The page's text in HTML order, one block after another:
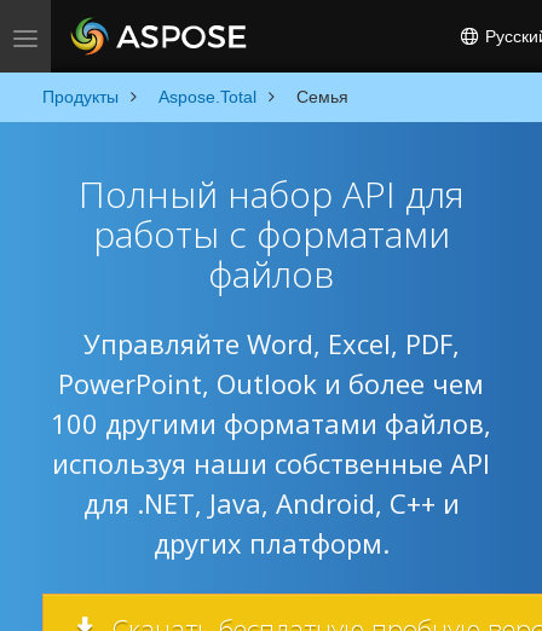
Toggle navigation
Продукты Aspose.Total Семья
Полный набор API для
работы с форматами
файлов
Управляйте Word, Excel, PDF,
PowerPoint, Outlook и более чем
100 другими форматами файлов,
используя наши собственные API
для .NET, Java, Android, C++ и
других платформ.